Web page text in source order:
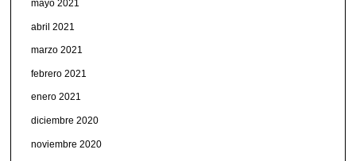
mayo 2021
abril 2021
marzo 2021
febrero 2021
enero 2021
diciembre 2020
noviembre 2020